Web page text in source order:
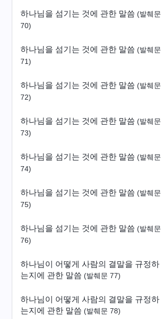
하나님을 섬기는 것에 관한 말씀 (발췌문
70)
하나님을 섬기는 것에 관한 말씀 (발췌문
71)
하나님을 섬기는 것에 관한 말씀 (발췌문
72)
하나님을 섬기는 것에 관한 말씀 (발췌문
73)
하나님을 섬기는 것에 관한 말씀 (발췌문
74)
하나님을 섬기는 것에 관한 말씀 (발췌문
75)
하나님을 섬기는 것에 관한 말씀 (발췌문
76)
하나님이 어떻게 사람의 결말을 규정하
는지에 관한 말씀 (발췌문 77)
하나님이 어떻게 사람의 결말을 규정하
는지에 관한 말씀 (발췌문 78)